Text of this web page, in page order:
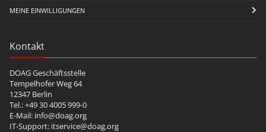
MEINE EINWILLIGUNGEN
Kontakt
DOAG Geschäftsstelle
Tempelhofer Weg 64
12347 Berlin
Tel.: +49 30 4005 999-0
E-Mail: info@doag.org
IT-Support: itservice@doag.org